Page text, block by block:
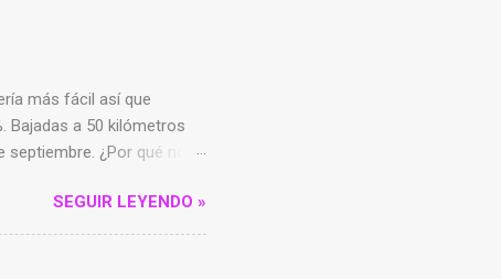
más fácil así que
Bajadas a 50 kilómetros
¿Por qué no?
el Xacobeo y mi
SEGUIR LEYENDO »